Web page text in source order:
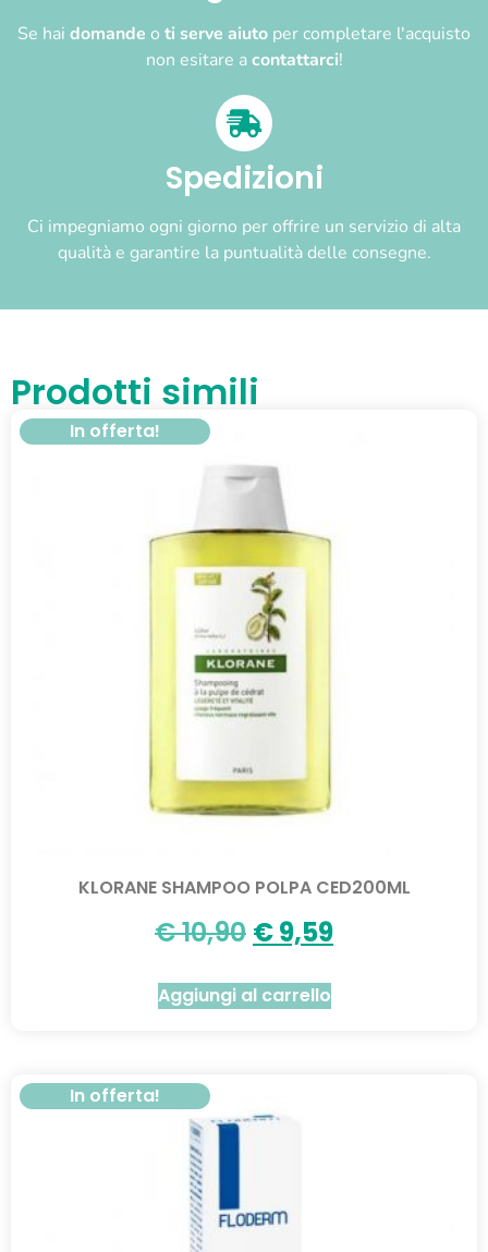
Se hai domande o ti serve aiuto per completare l'acquisto
non esitare acontattarci!
Spedizioni
Ci impegniamo ogni giorno per offrire un servizio di alta
qualità e garantire la puntualità delle consegne.
Prodotti simili
In offerta!
KLORANE SHAMPOO POLPA CED200ML
€10,90 €9,59
Aggiungi al carrello
In offerta!